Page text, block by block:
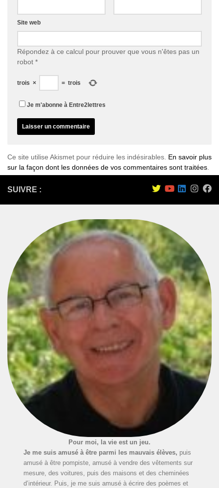
Site web
Répondez à ce calcul pour prouver que vous n'êtes pas un
robot *
trois × = trois
Je m'abonne à Entre2lettres
Ce site utilise Akismet pour réduire les indésirables. En savoir plus
sur la façon dont les données de vos commentaires sont traitées.
SUIVRE :
Pour moi, la vie est un jeu.
Je me suis amusé à être parmi les mauvais élèves, puis
amusé à être pompiste, amusé à vendre des vêtements sur
mesure, des voitures, puis des maisons et des cheminées
d’intérieur. Puis, je me suis amusé à écrire des poèmes et